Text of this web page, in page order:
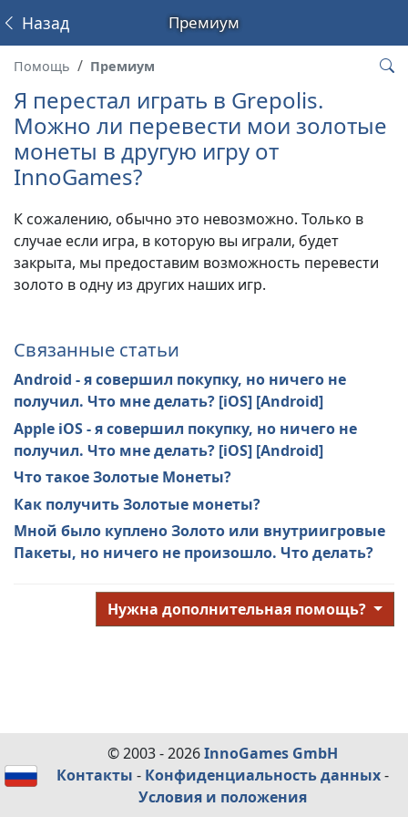
Премиум
Назад
Помощь Премиум
Я перестал играть в Grepolis.
Можно ли перевести мои золотые
монеты в другую игру от
InnoGames?
К сожалению, обычно это невозможно. Только в
случае если игра, в которую вы играли, будет
закрыта, мы предоставим возможность перевести
золото в одну из других наших игр.
Связанные статьи
Android - я совершил покупку, но ничего не
получил. Что мне делать? [iOS] [Android]
Apple iOS - я совершил покупку, но ничего не
получил. Что мне делать? [iOS] [Android]
Что такое Золотые Монеты?
Как получить Золотые монеты?
Мной было куплено Золото или внутриигровые
Пакеты, но ничего не произошло. Что делать?
Нужна дополнительная помощь?
© 2003 - 2026InnoGames GmbH
Контакты - Конфиденциальность данных-
Условия и положения